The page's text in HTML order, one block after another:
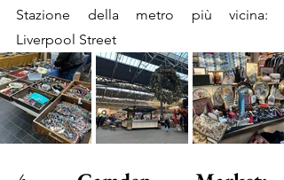
Stazione della metro più vicina:
Liverpool Street